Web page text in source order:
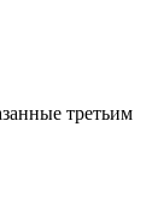
третьим